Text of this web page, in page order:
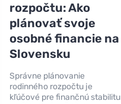
rozpočtu: Ako
plánovať svoje
osobné financie na
Slovensku
Správne plánovanie
rodinného rozpočtu je
kľúčové pre finančnú stabilitu